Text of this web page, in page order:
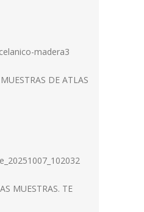
DE ATLAS
MUESTRAS. TE